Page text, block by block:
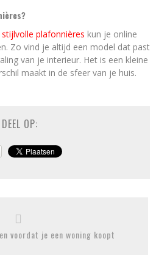
stijlvolle plafonnières kun je online
Zo vind je altijd een model dat past
van je interieur. Het is een kleine
maakt in de sfeer van je huis.
DEEL OP:
voordat je een woning koopt